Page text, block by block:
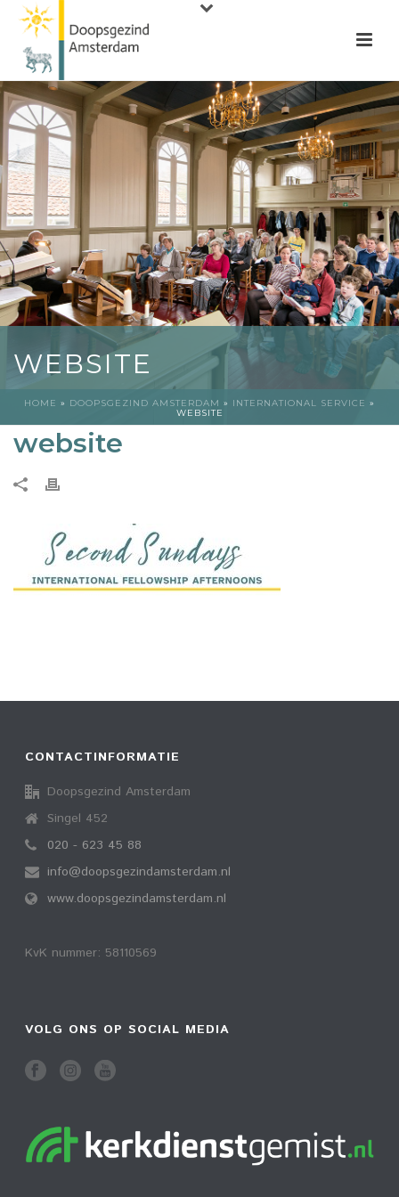
WEBSITE
HOME » DOOPSGEZIND AMSTERDAM » INTERNATIONAL SERVICE »
WEBSITE
website
CONTACTINFORMATIE
Doopsgezind Amsterdam
Singel 452
020 - 623 45 88
info@doopsgezindamsterdam.nl
www.doopsgezindamsterdam.nl
KvK nummer: 58110569
VOLG ONS OP SOCIAL MEDIA